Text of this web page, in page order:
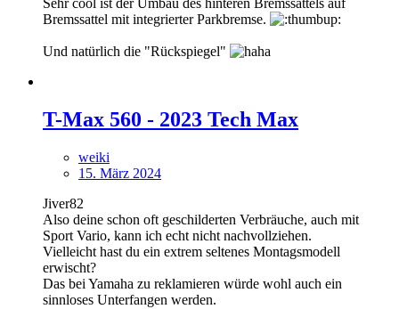
Sehr cool ist der Umbau des hinteren Bremssattels auf
Bremssattel mit integrierter Parkbremse.
Und natürlich die "Rückspiegel"
T-Max 560 - 2023 Tech Max
weiki
15. März 2024
Jiver82
Also deine schon oft geschilderten Verbräuche, auch mit
Sport Vario, kann ich echt nicht nachvollziehen.
Vielleicht hast du ein extrem seltenes Montagsmodell
erwischt?
Das bei Yamaha zu reklamieren würde wohl auch ein
sinnloses Unterfangen werden.